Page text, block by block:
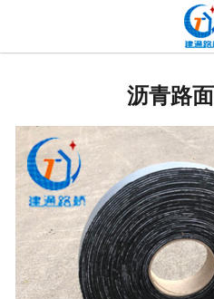
沥青路